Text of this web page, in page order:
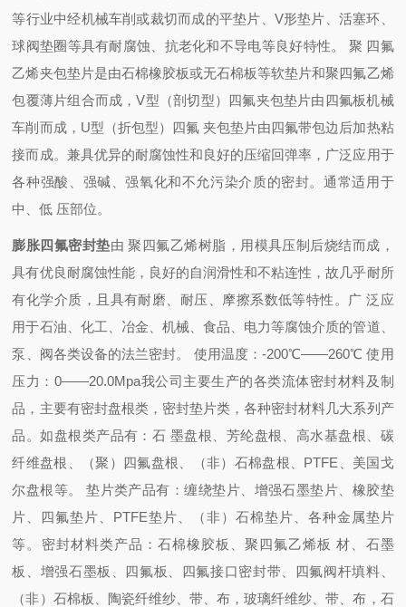
等行业中经机械车削或裁切而成的平垫片、V形垫片、活塞环、
球阀垫圈等具有耐腐蚀、抗老化和不导电等良好特性。
聚 四氟
乙烯夹包垫片是由石棉橡胶板或无石棉板等软垫片和聚四氟乙烯
包覆薄片组合而成，V型（剖切型）四氟夹包垫片由四氟板机械
车削而成，U型（折包型）四氟 夹包垫片由四氟带包边后加热粘
接而成。兼具优异的耐腐蚀性和良好的压缩回弹率，广泛应用于
各种强酸、强碱、强氧化和不允污染介质的密封。通常适用于
中、低 压部位。
膨胀四氟密封垫由 聚四氟乙烯树脂，用模具压制后烧结而成，
具有优良耐腐蚀性能，良好的自润滑性和不粘连性，故几乎耐所
有化学介质，且具有耐磨、耐压、摩擦系数低等特性。广 泛应
用于石油、化工、冶金、机械、食品、电力等腐蚀介质的管道、
泵、阀各类设备的法兰密封。 使用温度：-200℃——260℃ 使用
压力：0——20.0Mpa我公司主要生产的各类流体密封材料及制
品，主要有密封盘根类，密封垫片类，各种密封材料几大系列产
品。如盘根类产品有：石 墨盘根、芳纶盘根、高水基盘根、碳
纤维盘根、（聚）四氟盘根、（非）石棉盘根、PTFE、美国戈
尔盘根等。 垫片类产品有：缠绕垫片、增强石墨垫片、橡胶垫
片、四氟垫片、PTFE垫片、（非）石棉垫片、各种金属垫片
等。密封材料类产品：石棉橡胶板、聚四氟乙烯板 材、石墨
板、增强石墨板、四氟板、四氟接口密封带、四氟阀杆填料、
（非）石棉板、陶瓷纤维纱、带、布，玻璃纤维纱、带、布，石